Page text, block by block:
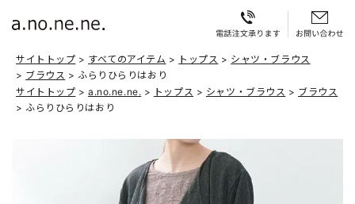
サイトトップ すべてのアイテム トップス
シャツ・ブラウス
ブラウス
ふらりひらりはおり
サイトトップ
a.no.ne.ne. トップス シャツ・ブラウス
ブラウス
ふらりひらりはおり